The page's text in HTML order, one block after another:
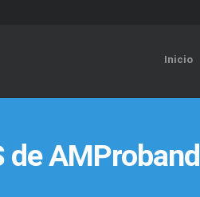
Inicio
de AMProband